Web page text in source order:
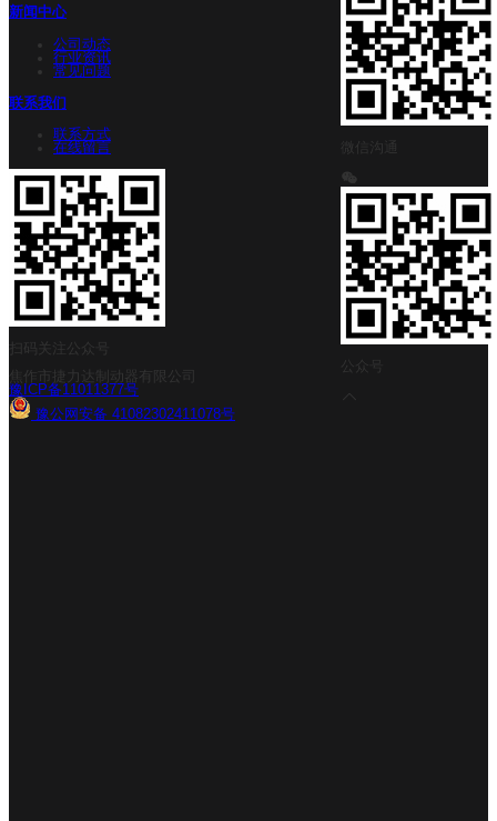
新闻中心
公司动态
行业资讯
常见问题
联系我们
联系方式
在线留言
扫码关注公众号
焦作市捷力达制动器有限公司
豫ICP备11011377号
豫公网安备 41082302411078号
微信沟通
公众号